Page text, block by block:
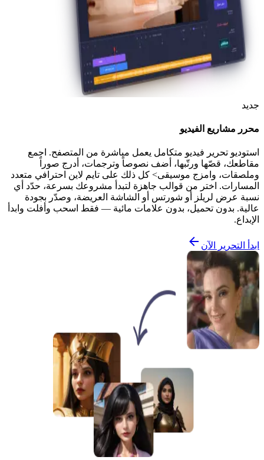
جديد
محرر مشاريع الفيديو
استوديو تحرير فيديو متكامل يعمل مباشرة من المتصفح. اجمع
مقاطعك، قصّها ورتّبها، أضف نصوصاً وترجمات، أدرج صوراً
وملصقات، وامزج موسيقى> كل ذلك على تايم لاين احترافي متعدد
المسارات. اختر من قوالب جاهزة لتبدأ مشروعك بسرعة، حدّد أي
نسبة عرض لريلز أو شورتس أو الشاشة العريضة، وصدّر بجودة
عالية. بدون تحميل، بدون علامات مائية — فقط اسحب وأفلت وابدأ
الإبداع.
ابدأ التحرير الآن